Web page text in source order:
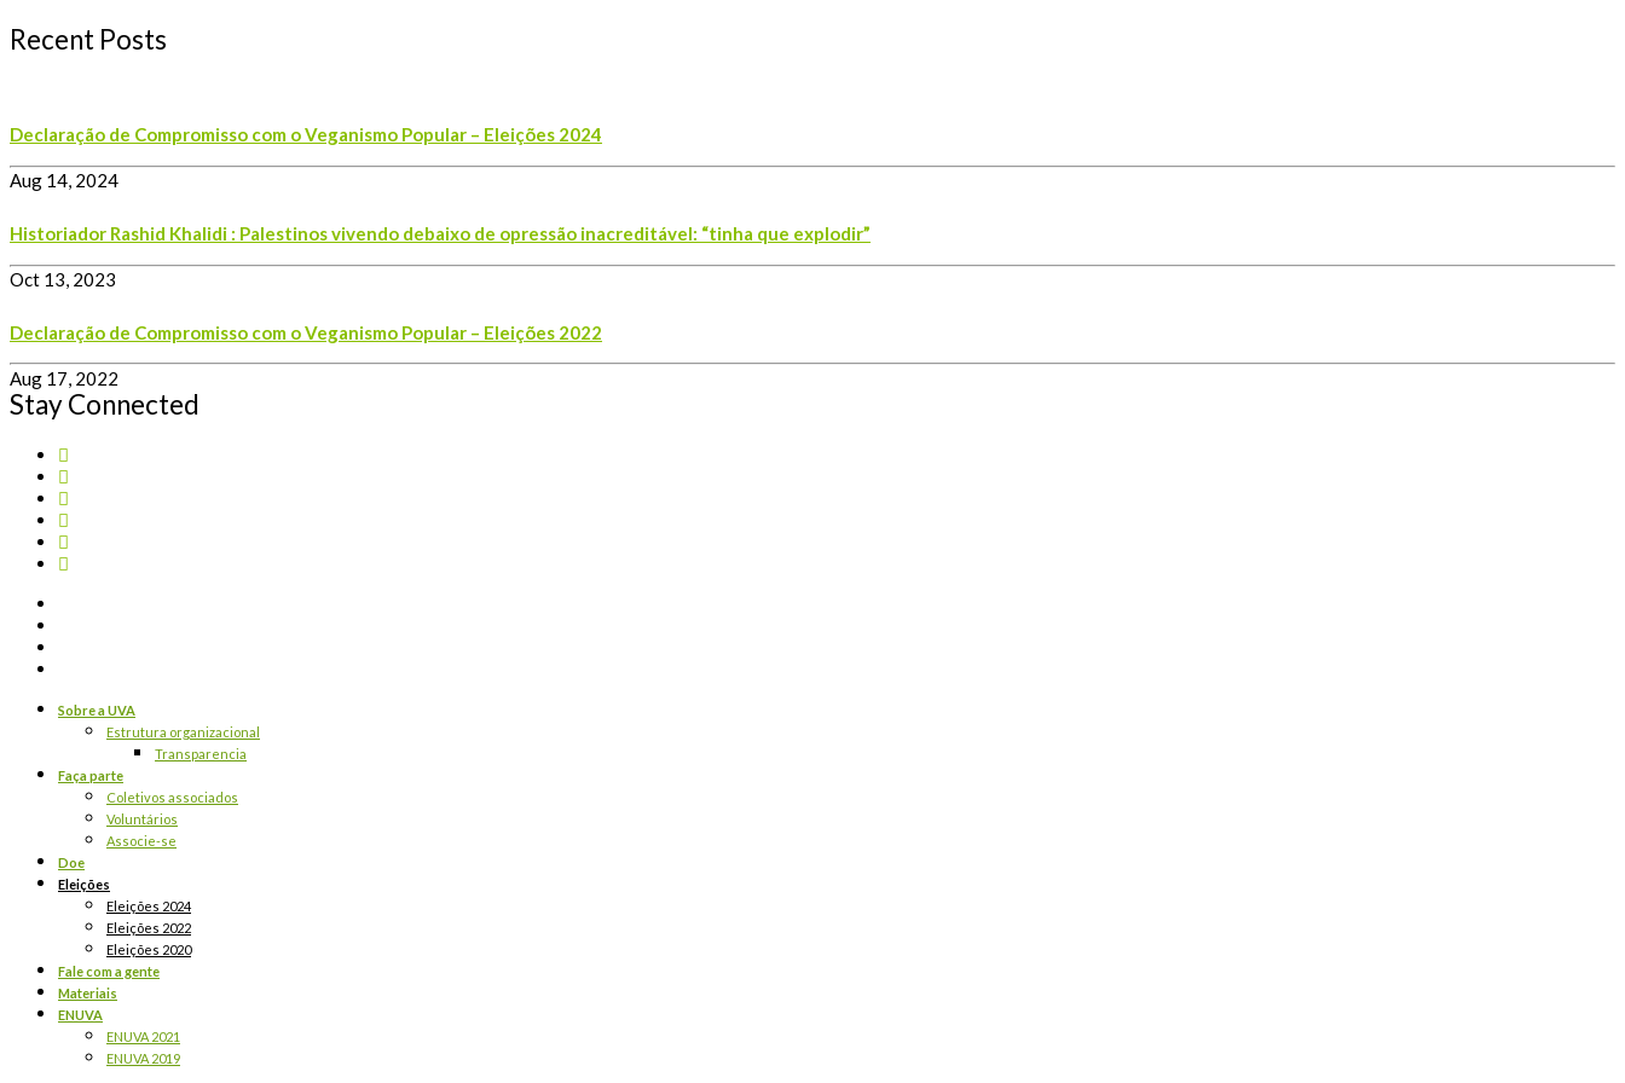
Recent Posts
Declaração de Compromisso com o Veganismo Popular – Eleições 2024
Aug 14, 2024
Historiador Rashid Khalidi : Palestinos vivendo debaixo de opressão inacreditável: “tinha que explodir”
Oct 13, 2023
Declaração de Compromisso com o Veganismo Popular – Eleições 2022
Aug 17, 2022
Stay Connected
Sobre a UVA
Estrutura organizacional
Transparencia
Faça parte
Coletivos associados
Voluntários
Associe-se
Doe
Eleições
Eleições 2024
Eleições 2022
Eleições 2020
Fale com a gente
Materiais
ENUVA
ENUVA 2021
ENUVA 2019